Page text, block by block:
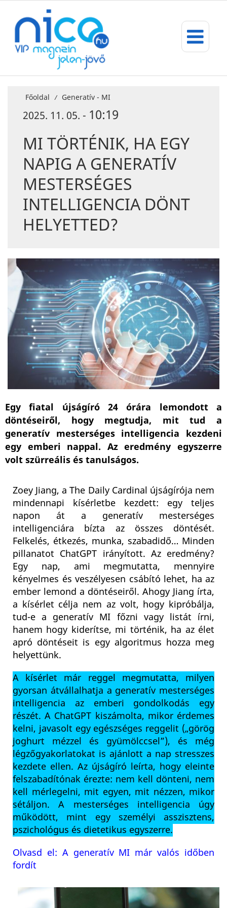
Főoldal / Generatív - MI
2025. 11. 05. - 10:19
MI TÖRTÉNIK, HA EGY
NAPIG A GENERATÍV
MESTERSÉGES
INTELLIGENCIA DÖNT
HELYETTED?
Egy fiatal újságíró 24 órára lemondott a
döntéseiről, hogy megtudja, mit tud a
generatív mesterséges intelligencia kezdeni
egy emberi nappal. Az eredmény egyszerre
volt szürreális és tanulságos.
Zoey Jiang, a The Daily Cardinal újságírója nem
mindennapi kísérletbe kezdett: egy teljes
napon át a generatív mesterséges
intelligenciára bízta az összes döntését.
Felkelés, étkezés, munka, szabadidő… Minden
pillanatot ChatGPT irányított. Az eredmény?
Egy nap, ami megmutatta, mennyire
kényelmes és veszélyesen csábító lehet, ha az
ember lemond a döntéseiről. Ahogy Jiang írta,
a kísérlet célja nem az volt, hogy kipróbálja,
tud-e a generatív MI főzni vagy listát írni,
hanem hogy kiderítse, mi történik, ha az élet
apró döntéseit is egy algoritmus hozza meg
helyettünk.
A kísérlet már reggel megmutatta, milyen
gyorsan átvállalhatja a generatív mesterséges
intelligencia az emberi gondolkodás egy
részét. A ChatGPT kiszámolta, mikor érdemes
kelni, javasolt egy egészséges reggelit („görög
joghurt mézzel és gyümölccsel”), és még
légzőgyakorlatokat is ajánlott a nap stresszes
kezdete ellen. Az újságíró leírta, hogy eleinte
felszabadítónak érezte: nem kell dönteni, nem
kell mérlegelni, mit egyen, mit nézzen, mikor
sétáljon. A mesterséges intelligencia úgy
működött, mint egy személyi asszisztens,
pszichológus és dietetikus egyszerre.
Olvasd el: A generatív MI már valós időben
fordít